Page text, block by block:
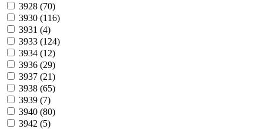
3928 (70)
3930 (116)
3931 (4)
3933 (124)
3934 (12)
3936 (29)
3937 (21)
3938 (65)
3939 (7)
3940 (80)
3942 (5)